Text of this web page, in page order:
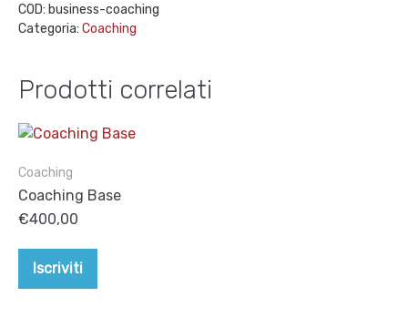
COD: business-coaching
Categoria: Coaching
Prodotti correlati
Coaching
Coaching Base
€400,00
Iscriviti